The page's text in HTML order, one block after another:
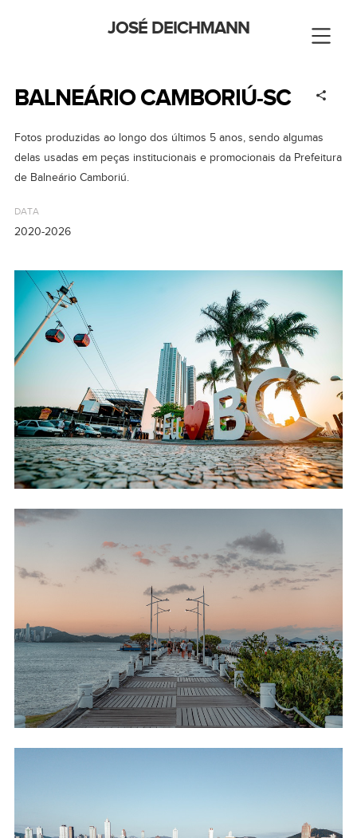
JOSÉ DEICHMANN
BALNEÁRIO CAMBORIÚ-SC
Fotos produzidas ao longo dos últimos 5 anos, sendo algumas
delas usadas em peças institucionais e promocionais da Prefeitura
de Balneário Camboriú.
DATA
2020-2026